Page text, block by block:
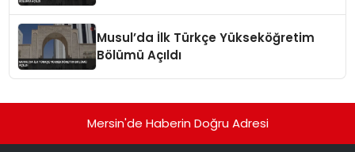
Musul’da İlk Türkçe Yükseköğretim
Bölümü Açıldı
Mersin'de Haberin Doğru Adresi